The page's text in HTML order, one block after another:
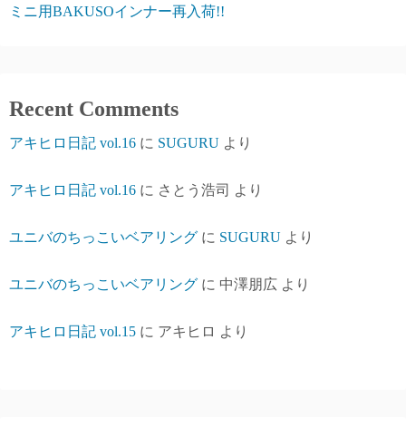
ミニ用BAKUSOインナー再入荷!!
Recent Comments
アキヒロ日記 vol.16 に SUGURU より
アキヒロ日記 vol.16 に さとう浩司 より
ユニバのちっこいベアリング に SUGURU より
ユニバのちっこいベアリング に 中澤朋広 より
アキヒロ日記 vol.15 に アキヒロ より